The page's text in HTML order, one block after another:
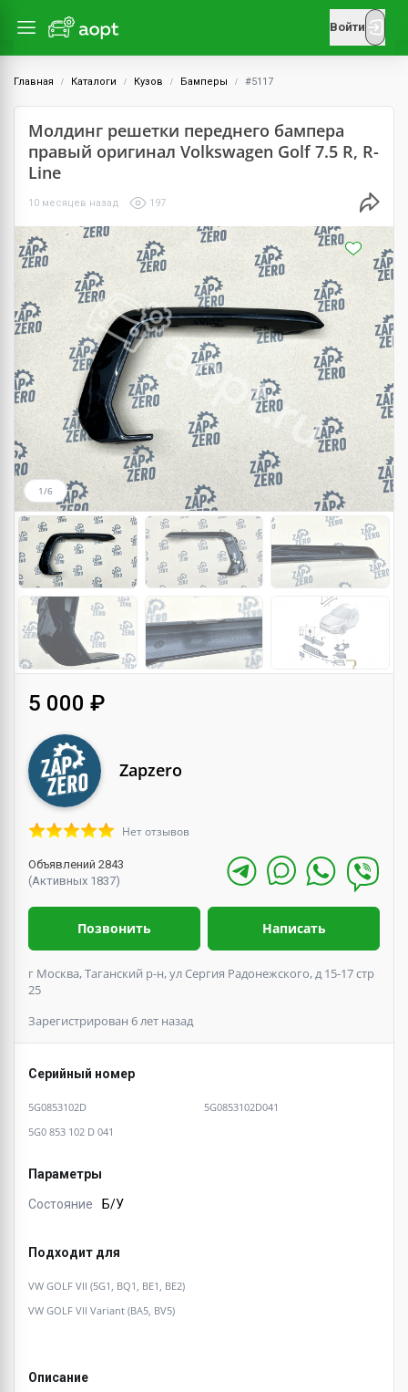
Войти
Главная Каталоги Кузов Бамперы #5117
Молдинг решетки переднего бампера
правый оригинал Volkswagen Golf 7.5 R, R-
Line
10 месяцев назад 197
1/6
5 000 ₽
Zapzero
Нет отзывов
Объявлений 2843
(Активных 1837)
Позвонить Написать
г Москва, Таганский р-н, ул Сергия Радонежского, д 15-17 стр
25
Зарегистрирован 6 лет назад
Серийный номер
5G0853102D
5G0853102D041
5G0 853 102 D 041
Параметры
Состояние Б/У
Подходит для
VW GOLF VII (5G1, BQ1, BE1, BE2)
VW GOLF VII Variant (BA5, BV5)
Описание